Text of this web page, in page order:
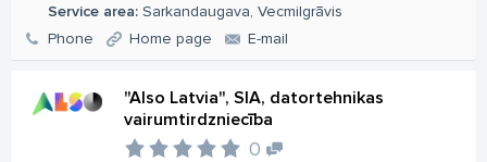
Service area: Sarkandaugava, Vecmilgrāvis
Phone
Home page E-mail
"Also Latvia", SIA, datortehnikas
vairumtirdzniecība
0